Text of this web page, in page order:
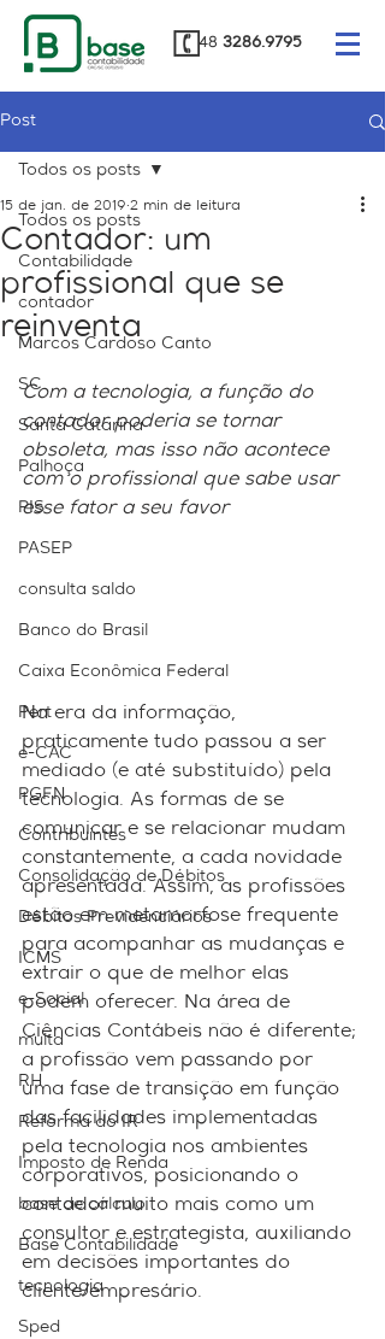
48 3286.9795
Post
Todos os posts
Contabilidade
contador
Marcos Cardoso Canto
SC
Santa Catarina
Palhoça
PIS
PASEP
consulta saldo
Banco do Brasil
Caixa Econômica Federal
Pert
e-CAC
PGFN
Contribuintes
Consolidação de Débitos
Débitos Previdenciários
ICMS
e-Social
multa
RH
Reforma do IR
Imposto de Renda
base de cálculo
Base Contabilidade
tecnologia
Sped
Todos os posts
Contador: um
profissional que se
reinventa
15 de jan. de 2019 2 min de leitura
Com a tecnologia, a função do
contador poderia se tornar
obsoleta, mas isso não acontece
com o profissional que sabe usar
esse fator a seu favor
Na era da informação,
praticamente tudo passou a ser
mediado (e até substituído) pela
tecnologia. As formas de se
comunicar e se relacionar mudam
constantemente, a cada novidade
apresentada. Assim, as profissões
estão em metamorfose frequente
para acompanhar as mudanças e
extrair o que de melhor elas
podem oferecer. Na área de
Ciências Contábeis não é diferente;
a profissão vem passando por
uma fase de transição em função
das facilidades implementadas
pela tecnologia nos ambientes
corporativos, posicionando o
contador muito mais como um
consultor e estrategista, auxiliando
em decisões importantes do
cliente/empresário.